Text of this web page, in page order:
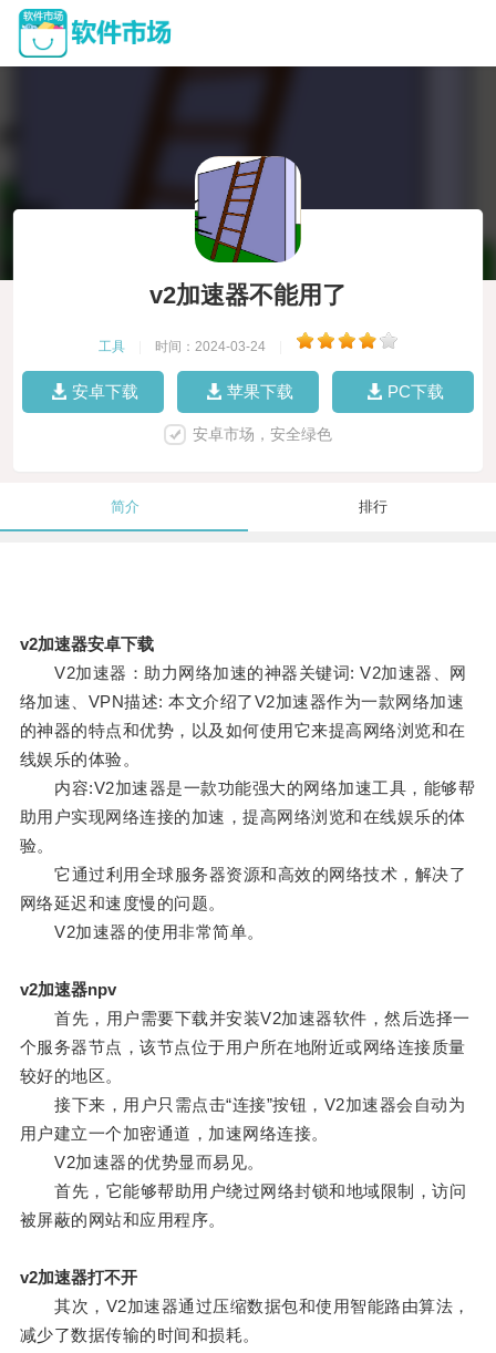
v2加速器不能用了
工具 时间：2024-03-24
安卓下载 苹果下载 PC下载
安卓市场，安全绿色
简介 排行
v2加速器安卓下载
V2加速器：助力网络加速的神器关键词: V2加速器、网
络加速、VPN描述: 本文介绍了V2加速器作为一款网络加速
的神器的特点和优势，以及如何使用它来提高网络浏览和在
线娱乐的体验。
内容:V2加速器是一款功能强大的网络加速工具，能够帮
助用户实现网络连接的加速，提高网络浏览和在线娱乐的体
验。
它通过利用全球服务器资源和高效的网络技术，解决了
网络延迟和速度慢的问题。
V2加速器的使用非常简单。
v2加速器npv
首先，用户需要下载并安装V2加速器软件，然后选择一
个服务器节点，该节点位于用户所在地附近或网络连接质量
较好的地区。
接下来，用户只需点击“连接”按钮，V2加速器会自动为
用户建立一个加密通道，加速网络连接。
V2加速器的优势显而易见。
首先，它能够帮助用户绕过网络封锁和地域限制，访问
被屏蔽的网站和应用程序。
v2加速器打不开
其次，V2加速器通过压缩数据包和使用智能路由算法，
减少了数据传输的时间和损耗。